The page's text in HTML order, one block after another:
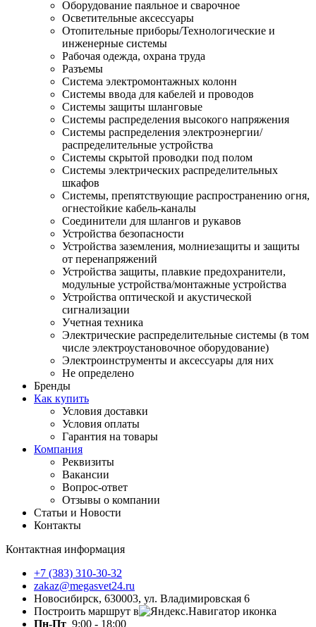
Оборудование паяльное и сварочное
Осветительные аксессуары
Отопительные приборы/Технологические и
инженерные системы
Рабочая одежда, охрана труда
Разъемы
Система электромонтажных колонн
Системы ввода для кабелей и проводов
Системы защиты шланговые
Системы распределения высокого напряжения
Системы распределения электроэнергии/
распределительные устройства
Системы скрытой проводки под полом
Системы электрических распределительных
шкафов
Системы, препятствующие распространению огня,
огнестойкие кабель-каналы
Соединители для шлангов и рукавов
Устройства безопасности
Устройства заземления, молниезащиты и защиты
от перенапряжений
Устройства защиты, плавкие предохранители,
модульные устройства/монтажные устройства
Устройства оптической и акустической
сигнализации
Учетная техника
Электрические распределительные системы (в том
числе электроустановочное оборудование)
Электроинструменты и аксессуары для них
Не определено
Бренды
Как купить
Условия доставки
Условия оплаты
Гарантия на товары
Компания
Реквизиты
Вакансии
Вопрос-ответ
Отзывы о компании
Статьи и Новости
Контакты
Контактная информация
+7 (383) 310-30-32
zakaz@megasvet24.ru
Новосибирск, 630003, ул. Владимировская 6
Построить маршрут в
Пн-Пт 9:00 - 18:00